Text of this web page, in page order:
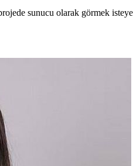
sunucu olarak görmek